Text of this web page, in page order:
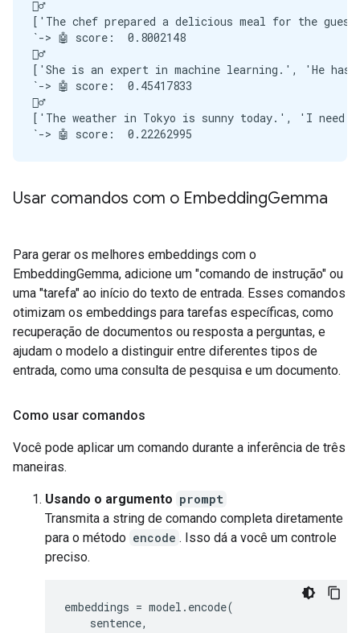
🙋‍♂️
['The chef prepared a delicious meal for the
`-> 🤖 score:  0.8002148
🙋‍♂️
['She is an expert in machine learning.', 'He
`-> 🤖 score:  0.45417833
🙋‍♂️
['The weather in Tokyo is sunny today.', 'I need
Usar comandos com o EmbeddingGemma
Para gerar os melhores embeddings com o
EmbeddingGemma, adicione um "comando de instrução" ou
uma "tarefa" ao início do texto de entrada. Esses comandos
otimizam os embeddings para tarefas específicas, como
recuperação de documentos ou resposta a perguntas, e
ajudam o modelo a distinguir entre diferentes tipos de
entrada, como uma consulta de pesquisa e um documento.
Como usar comandos
Você pode aplicar um comando durante a inferência de três
maneiras.
Usando o argumento prompt
Transmita a string de comando completa diretamente
para o método encode . Isso dá a você um controle
preciso.
embeddings = model . encode(
sentence,